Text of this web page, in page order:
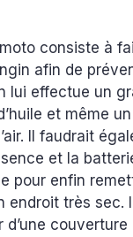
consiste à
afin de
lui effectue un
et même
Il faudrait
et la
pour enfin
endroit très sec.
d’une